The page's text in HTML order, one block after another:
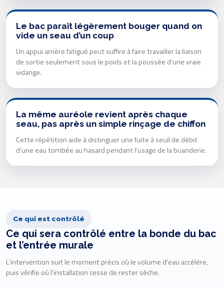
Le bac paraît légèrement bouger quand on
vide un seau d’un coup
Un appui arrière fatigué peut suffire à faire travailler la liaison
de sortie seulement sous le poids et la poussée d’une vraie
vidange.
La même auréole revient après chaque
seau, pas après un simple rinçage de chiffon
Cette répétition aide à distinguer une fuite à seuil de débit
d’une eau tombée au hasard pendant l’usage de la buanderie.
Ce qui est contrôlé
Ce qui sera contrôlé entre la bonde du bac
et l’entrée murale
L’intervention suit le moment précis où le volume d’eau accélère,
puis vérifie où l’installation cesse de rester sèche.